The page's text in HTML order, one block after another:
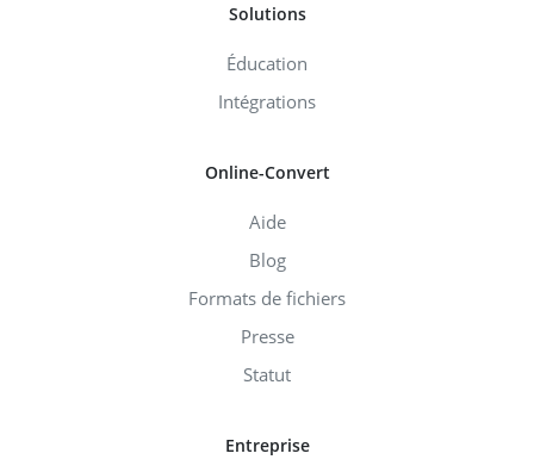
Solutions
Éducation
Intégrations
Online-Convert
Aide
Blog
Formats de fichiers
Presse
Statut
Entreprise